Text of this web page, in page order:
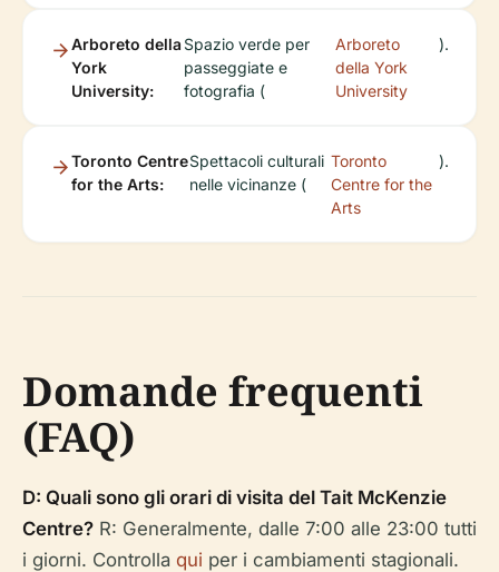
Arboreto della
York
University:
Spazio verde per
passeggiate e
fotografia (
Arboreto
della York
University
).
Toronto Centre
for the Arts:
Spettacoli culturali
nelle vicinanze (
Toronto
Centre for the
Arts
).
Domande frequenti
(FAQ)
D: Quali sono gli orari di visita del Tait McKenzie
Centre? R: Generalmente, dalle 7:00 alle 23:00 tutti
i giorni. Controlla qui per i cambiamenti stagionali.